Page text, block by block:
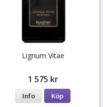
Lignum Vitae
1 575 kr
Info Köp